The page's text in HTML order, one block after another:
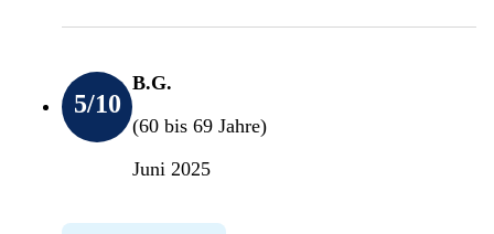
5/10
B.G.
(60 bis 69 Jahre)
Juni 2025